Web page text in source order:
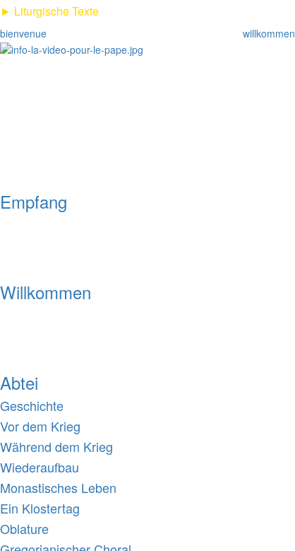
► Liturgische Texte
bienvenue willkommen
Empfang
Willkommen
Abtei
Geschichte
Vor dem Krieg
Während dem Krieg
Wiederaufbau
Monastisches Leben
Ein Klostertag
Oblature